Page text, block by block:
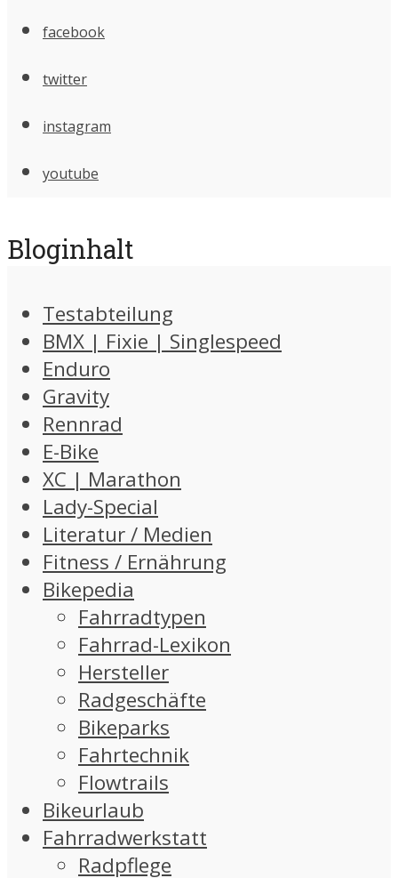
facebook
twitter
instagram
youtube
Bloginhalt
Testabteilung
BMX | Fixie | Singlespeed
Enduro
Gravity
Rennrad
E-Bike
XC | Marathon
Lady-Special
Literatur / Medien
Fitness / Ernährung
Bikepedia
Fahrradtypen
Fahrrad-Lexikon
Hersteller
Radgeschäfte
Bikeparks
Fahrtechnik
Flowtrails
Bikeurlaub
Fahrradwerkstatt
Radpflege